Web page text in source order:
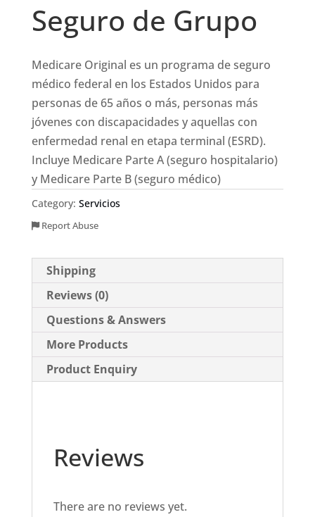
Seguro de Grupo
Medicare Original es un programa de seguro
médico federal en los Estados Unidos para
personas de 65 años o más, personas más
jóvenes con discapacidades y aquellas con
enfermedad renal en etapa terminal (ESRD).
Incluye Medicare Parte A (seguro hospitalario)
y Medicare Parte B (seguro médico)
Category: Servicios
Report Abuse
Shipping
Reviews (0)
Questions & Answers
More Products
Product Enquiry
Reviews
There are no reviews yet.